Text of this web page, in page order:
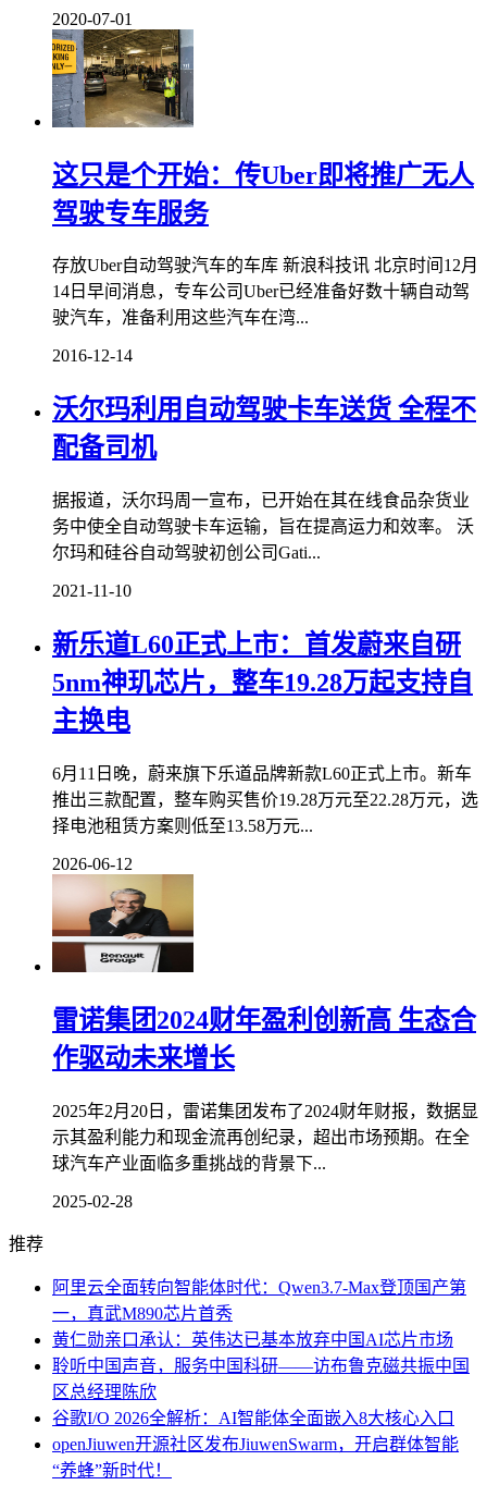
2020-07-01
这只是个开始：传Uber即将推广无人
驾驶专车服务
存放Uber自动驾驶汽车的车库 新浪科技讯 北京时间12月
14日早间消息，专车公司Uber已经准备好数十辆自动驾
驶汽车，准备利用这些汽车在湾...
2016-12-14
沃尔玛利用自动驾驶卡车送货 全程不
配备司机
据报道，沃尔玛周一宣布，已开始在其在线食品杂货业
务中使全自动驾驶卡车运输，旨在提高运力和效率。 沃
尔玛和硅谷自动驾驶初创公司Gati...
2021-11-10
新乐道L60正式上市：首发蔚来自研
5nm神玑芯片，整车19.28万起支持自
主换电
6月11日晚，蔚来旗下乐道品牌新款L60正式上市。新车
推出三款配置，整车购买售价19.28万元至22.28万元，选
择电池租赁方案则低至13.58万元...
2026-06-12
雷诺集团2024财年盈利创新高 生态合
作驱动未来增长
2025年2月20日，雷诺集团发布了2024财年财报，数据显
示其盈利能力和现金流再创纪录，超出市场预期。在全
球汽车产业面临多重挑战的背景下...
2025-02-28
推荐
阿里云全面转向智能体时代：Qwen3.7-Max登顶国产第
一，真武M890芯片首秀
黄仁勋亲口承认：英伟达已基本放弃中国AI芯片市场
聆听中国声音，服务中国科研——访布鲁克磁共振中国
区总经理陈欣
谷歌I/O 2026全解析：AI智能体全面嵌入8大核心入口
openJiuwen开源社区发布JiuwenSwarm，开启群体智能
“养蜂”新时代！